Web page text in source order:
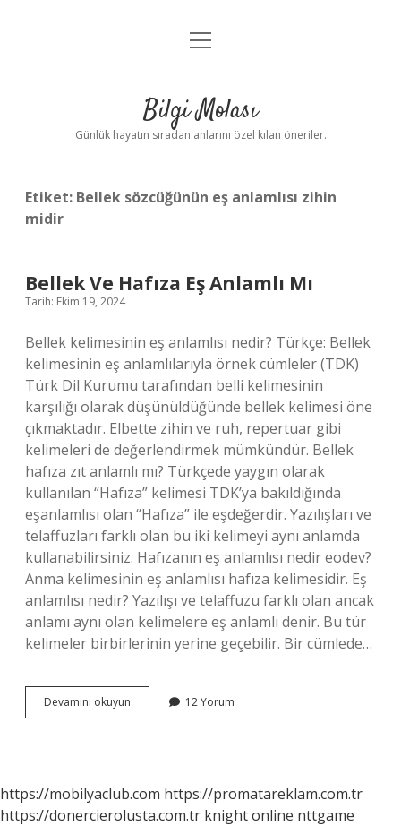
Anasayfa
Yasal Uyarı
menüyü
Bilgi Molası
Günlük hayatın sıradan anlarını özel kılan öneriler.
Etiket: Bellek sözcüğünün eş anlamlısı zihin
midir
Bellek Ve Hafıza Eş Anlamlı Mı
Tarih: Ekim 19, 2024
Bellek kelimesinin eş anlamlısı nedir? Türkçe: Bellek
kelimesinin eş anlamlılarıyla örnek cümleler (TDK)
Türk Dil Kurumu tarafından belli kelimesinin
karşılığı olarak düşünüldüğünde bellek kelimesi öne
çıkmaktadır. Elbette zihin ve ruh, repertuar gibi
kelimeleri de değerlendirmek mümkündür. Bellek
hafıza zıt anlamlı mı? Türkçede yaygın olarak
kullanılan “Hafıza” kelimesi TDK’ya bakıldığında
eşanlamlısı olan “Hafıza” ile eşdeğerdir. Yazılışları ve
telaffuzları farklı olan bu iki kelimeyi aynı anlamda
kullanabilirsiniz. Hafızanın eş anlamlısı nedir eodev?
Anma kelimesinin eş anlamlısı hafıza kelimesidir. Eş
anlamlısı nedir? Yazılışı ve telaffuzu farklı olan ancak
anlamı aynı olan kelimelere eş anlamlı denir. Bu tür
kelimeler birbirlerinin yerine geçebilir. Bir cümlede…
Devamını okuyun
Ve
12 Yorum
https://mobilyaclub.com https://promatareklam.com.tr
https://donercierolusta.com.tr knight online nttgame